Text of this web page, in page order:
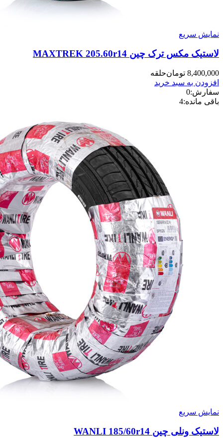
نمایش سریع
لاستیک مکس ترک چین MAXTREK 205.60r14
8,400,000 تومانحلقه
افزودن به سبد خرید
سفارش:0
باقی مانده:4
نمایش سریع
لاستیک ونلی چین WANLI 185/60r14